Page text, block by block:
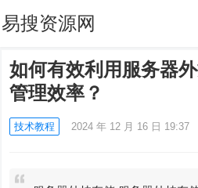
易搜资源网
如何有效利用服务器
管理效率？
技术教程 2024 年 12 月 16 日 19:37